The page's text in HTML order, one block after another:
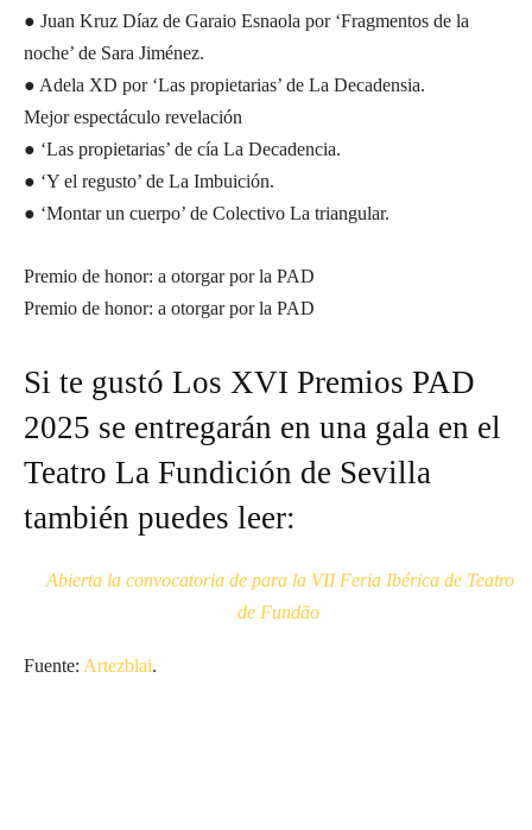
● Juan Kruz Díaz de Garaio Esnaola por ‘Fragmentos de la
noche’ de Sara Jiménez.
● Adela XD por ‘Las propietarias’ de La Decadensia.
Mejor espectáculo revelación
● ‘Las propietarias’ de cía La Decadencia.
● ‘Y el regusto’ de La Imbuición.
● ‘Montar un cuerpo’ de Colectivo La triangular.
Premio de honor: a otorgar por la PAD
Premio de honor: a otorgar por la PAD
Si te gustó Los XVI Premios PAD
2025 se entregarán en una gala en el
Teatro La Fundición de Sevilla
también puedes leer:
Abierta la convocatoria de para la VII Feria Ibérica de Teatro
de Fundão​
Fuente: Artezblai.